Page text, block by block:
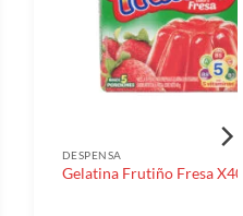
DESPENSA
Gelatina Frutiño Fresa